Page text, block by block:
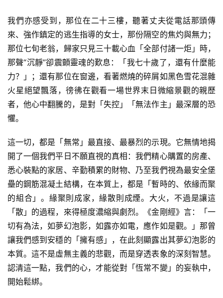
我們亦感受到，那位在二十三樓，聽著丈夫從電話那頭傳
來、強作鎮定的逃生指導的女士，那份隔空的焦灼與無力；
那位七旬老翁，歸家只見三十載心血「全部付諸一炬」時，
那聲“沉靜”卻震顫靈魂的歎息：「我七十歲了，還有什麼能
力？」；還有那位在窗邊，看著燃燒的碎屑如黑色雪花混雜
火星絕望飄落，徬彿在觀看一場世界末日微縮景觀的親歷
者，他心中翻騰的，是對「失控」「無法作主」最深層的恐
懼。
這一切，都是「無常」最直接、最暴烈的示現。它無情地揭
開了一個我們平日不願直視的真相：我們精心購置的房產、
悉心裝點的家居、辛勤積累的財物、乃至我們視為最安全堡
壘的鋼筋混凝土結構，在本質上，都是「暫時的、依緣而聚
的組合」。緣聚則成家，緣散則成煙。大火，不過是讓這
「散」的過程，來得極度濃縮與劇烈。《金剛經》言：「一
切有為法，如夢幻泡影，如露亦如電，應作如是觀。」那曾
讓我們感到安穩的「擁有感」，在此刻顯露出其夢幻泡影的
本質。這不是虛無主義的悲觀，而是穿透表象的深刻智慧。
認清這一點，我們的心，才能從對「恆常不變」的妄執中，
開始鬆綁。